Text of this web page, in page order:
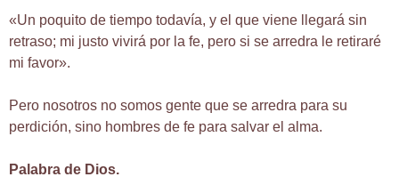
«Un poquito de tiempo todavía, y el que viene llegará sin
retraso; mi justo vivirá por la fe, pero si se arredra le retiraré
mi favor».
Pero nosotros no somos gente que se arredra para su
perdición, sino hombres de fe para salvar el alma.
Palabra de Dios.